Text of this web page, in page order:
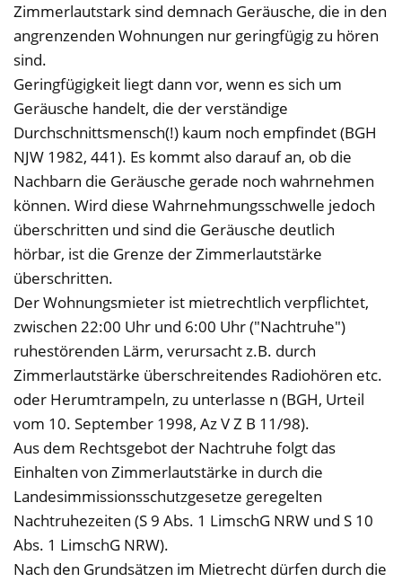
Zimmerlautstark sind demnach Geräusche, die in den
angrenzenden Wohnungen nur geringfügig zu hören
sind.
Geringfügigkeit liegt dann vor, wenn es sich um
Geräusche handelt, die der verständige
Durchschnittsmensch(!) kaum noch empfindet (BGH
NJW 1982, 441). Es kommt also darauf an, ob die
Nachbarn die Geräusche gerade noch wahrnehmen
können. Wird diese Wahrnehmungsschwelle jedoch
überschritten und sind die Geräusche deutlich
hörbar, ist die Grenze der Zimmerlautstärke
überschritten.
Der Wohnungsmieter ist mietrechtlich verpflichtet,
zwischen 22:00 Uhr und 6:00 Uhr ("Nachtruhe")
ruhestörenden Lärm, verursacht z.B. durch
Zimmerlautstärke überschreitendes Radiohören etc.
oder Herumtrampeln, zu unterlasse n (BGH, Urteil
vom 10. September 1998, Az V Z B 11/98).
Aus dem Rechtsgebot der Nachtruhe folgt das
Einhalten von Zimmerlautstärke in durch die
Landesimmissionsschutzgesetze geregelten
Nachtruhezeiten (S 9 Abs. 1 LimschG NRW und S 10
Abs. 1 LimschG NRW).
Nach den Grundsätzen im Mietrecht dürfen durch die